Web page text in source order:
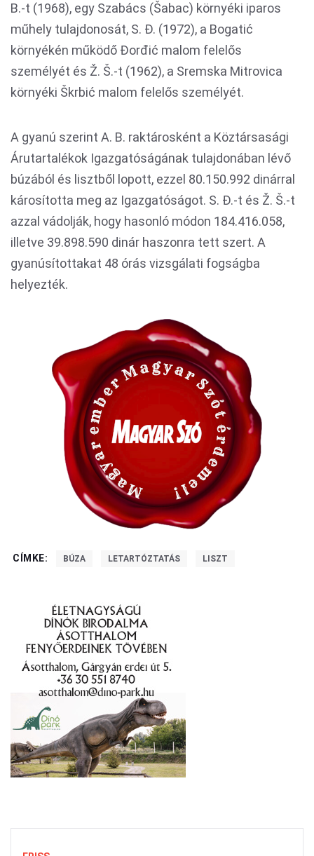
B.-t (1968), egy Szabács (Šabac) környéki iparos
műhely tulajdonosát, S. Đ. (1972), a Bogatić
környékén működő Đorđić malom felelős
személyét és Ž. Š.-t (1962), a Sremska Mitrovica
környéki Škrbić malom felelős személyét.
A gyanú szerint A. B. raktárosként a Köztársasági
Árutartalékok Igazgatóságának tulajdonában lévő
búzából és lisztből lopott, ezzel 80.150.992 dinárral
károsította meg az Igazgatóságot. S. Đ.-t és Ž. Š.-t
azzal vádolják, hogy hasonló módon 184.416.058,
illetve 39.898.590 dinár haszonra tett szert. A
gyanúsítottakat 48 órás vizsgálati fogságba
helyezték.
CÍMKE: BÚZA LETARTÓZTATÁS LISZT